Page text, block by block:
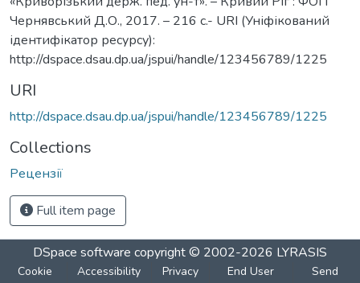
Чернявський Д.О., 2017. – 216 с.- URI (Уніфікований
ідентифікатор ресурсу):
http://dspace.dsau.dp.ua/jspui/handle/123456789/1225
URI
http://dspace.dsau.dp.ua/jspui/handle/123456789/1225
Collections
Рецензії
Full item page
DSpace software copyright © 2002-2026 LYRASIS
Cookie
Accessibility
Privacy
End User
Send